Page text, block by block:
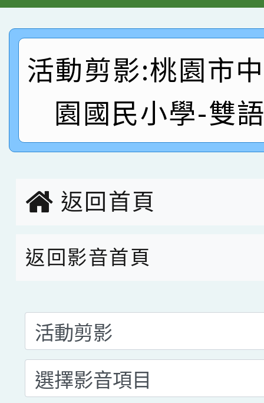
創客第三名。
賽 洪綺君教師榮獲社
名
賀！本校阿巴斯O蜜、
倩參加桃園市科展 國
名 指導老師王老師、
園市英語競賽國小朗
指導老師林老師
賀！本校參加桃園市中
賽 劉文瑛教師榮獲教
臺灣台語-第二名
賀！本校參與2026世
市賽榮獲科學小創客佳
活動剪影:桃園市
園國民小學-雙
返回首頁
返回影音首頁